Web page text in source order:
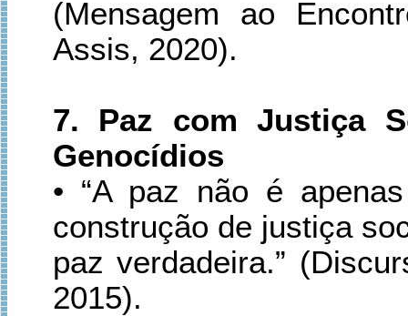
(Mensagem ao
Assis, 2020).
7. Paz com Justiça
Genocídios
• “A paz não é
construção de justiça
paz verdadeira.”
2015).